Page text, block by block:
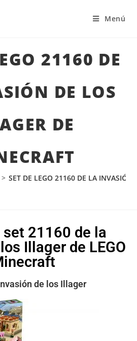
Menú
21160 DE
DE LOS
DE
> SET DE LEGO 21160 DE LA INVASIÓN
set 21160 de la
Illager de LEGO
de los Illager